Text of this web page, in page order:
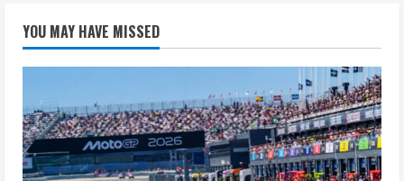
YOU MAY HAVE MISSED